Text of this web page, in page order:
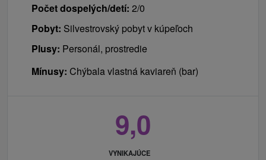
Počet dospelých/detí: 2/0
Pobyt: Silvestrovský pobyt v kúpeľoch
Plusy: Personál, prostredie
Mínusy: Chýbala vlastná kaviareň (bar)
9,0
VYNIKAJÚCE